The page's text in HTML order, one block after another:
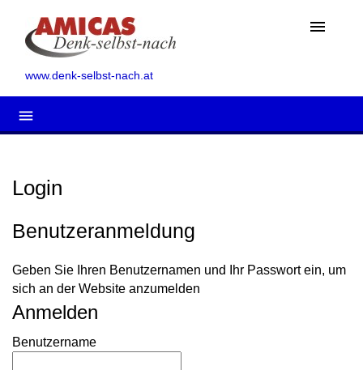
menu
www.denk-selbst-nach.at
menu
Login
Benutzeranmeldung
Geben Sie Ihren Benutzernamen und Ihr Passwort ein, um
sich an der Website anzumelden
Anmelden
Benutzername